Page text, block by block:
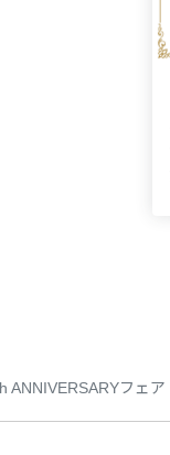
ANNIVERSARYフェア